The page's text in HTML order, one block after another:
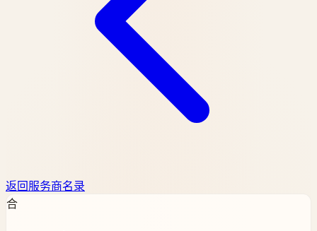
返回服务商名录
合